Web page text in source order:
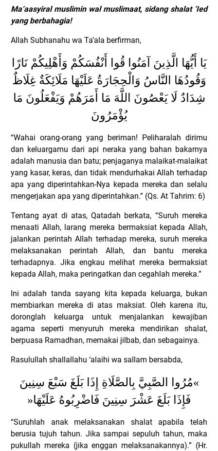
Ma’aasyiral muslimin wal muslimaat, sidang shalat ‘Ied
yang berbahagia!
Allah Subhanahu wa Ta’ala berfirman,
يَا أَيُّهَا الَّذِينَ آمَنُوا قُوا أَنْفُسَكُمْ وَأَهْلِيكُمْ نَارًا
وَقُودُهَا النَّاسُ وَالْحِجَارَةُ عَلَيْهَا مَلَائِكَةٌ غِلَاظٌ
شِدَادٌ لَا يَعْصُونَ اللَّهَ مَا أَمَرَهُمْ وَيَفْعَلُونَ مَا
يُؤْمَرُونَ
“Wahai orang-orang yang beriman! Peliharalah dirimu
dan keluargamu dari api neraka yang bahan bakarnya
adalah manusia dan batu; penjaganya malaikat-malaikat
yang kasar, keras, dan tidak mendurhakai Allah terhadap
apa yang diperintahkan-Nya kepada mereka dan selalu
mengerjakan apa yang diperintahkan.” (Qs. At Tahrim: 6)
Tentang ayat di atas, Qatadah berkata, “Suruh mereka
menaati Allah, larang mereka bermaksiat kepada Allah,
jalankan perintah Allah terhadap mereka, suruh mereka
melaksanakan perintah Allah, dan bantu mereka
terhadapnya. Jika engkau melihat mereka bermaksiat
kepada Allah, maka peringatkan dan cegahlah mereka.”
Ini adalah tanda sayang kita kepada keluarga, bukan
membiarkan mereka di atas maksiat. Oleh karena itu,
doronglah keluarga untuk menjalankan kewajiban
agama seperti menyuruh mereka mendirikan shalat,
berpuasa Ramadhan, memakai jilbab, dan sebagainya.
Rasulullah shallallahu ‘alaihi wa sallam bersabda,
«مُرُوا الصَّبِيَّ بِالصَّلَاةِ إِذَا بَلَغَ سَبْعَ سِنِينَ
فَإِذَا بَلَغَ عَشْرَ سِنِينَ فَاضْرِبُوهُ عَلَيْهَا»
“Suruhlah anak melaksanakan shalat apabila telah
berusia tujuh tahun. Jika sampai sepuluh tahun, maka
pukullah mereka (jika enggan melaksanakannya).” (Hr.